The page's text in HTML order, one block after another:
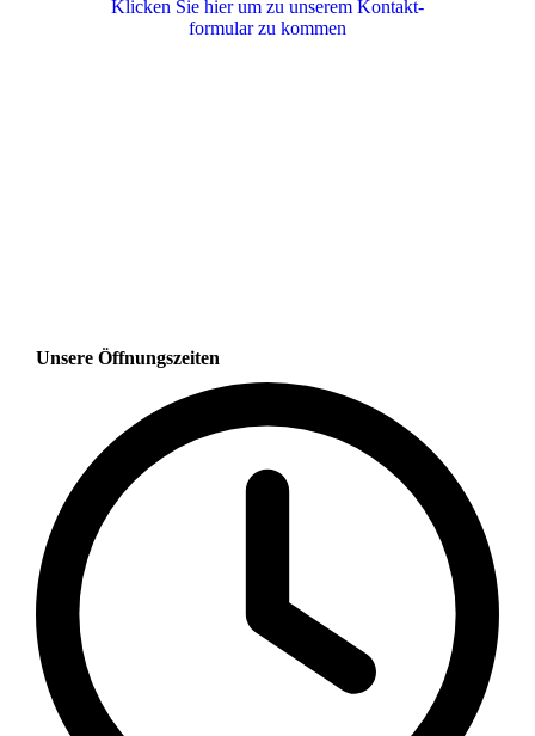
Klicken Sie hier um zu unserem Kon­takt­
for­mu­lar zu kommen
Unsere Öffnungszeiten